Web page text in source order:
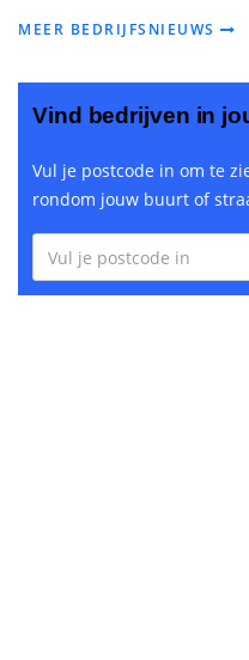
MEER BEDRIJFSNIEUWS
Vind bedrijven in
Vul je postcode in om te
rondom jouw buurt of